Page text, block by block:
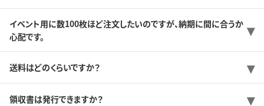
イベント用に数100枚ほど注文したいのですが、納期に間に合うか
心配です。
送料はどのくらいですか？
領収書は発行できますか？